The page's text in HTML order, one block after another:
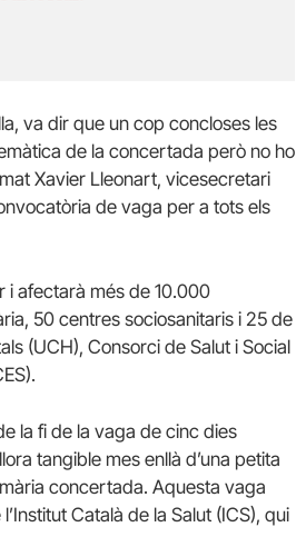
va dir que un cop concloses les
de la concertada però no ho
Xavier Lleonart, vicesecretari
de vaga per a tots els
i afectarà més de 10.000
50 centres sociosanitaris i 25 de
(UCH), Consorci de Salut i Social
la fi de la vaga de cinc dies
tangible mes enllà d’una petita
concertada. Aquesta vaga
Català de la Salut (ICS), qui